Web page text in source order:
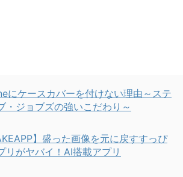
にケースカバーを付けない理由～ステ
・ジョブズの強いこだわり～
】盛った画像を元に戻すすっぴ
リがヤバイ！AI搭載アプリ